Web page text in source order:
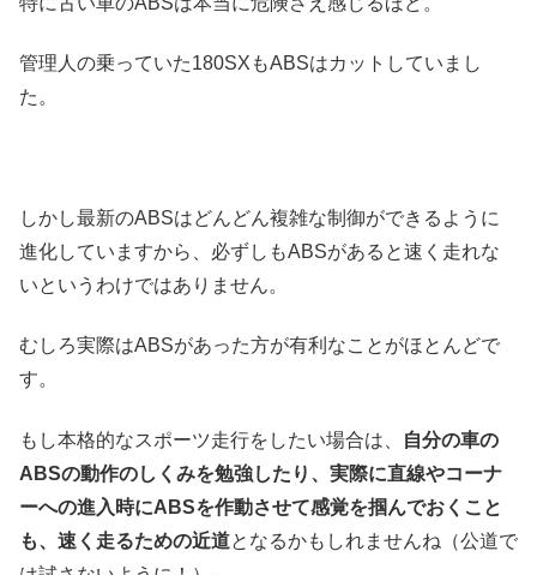
管理人の乗っていた180SXもABSはカットしていまし
た。
しかし最新のABSはどんどん複雑な制御ができるように
進化していますから、必ずしもABSがあると速く走れな
いというわけではありません。
むしろ実際はABSがあった方が有利なことがほとんどで
す。
もし本格的なスポーツ走行をしたい場合は、
自分の車の
ABSの動作のしくみを勉強したり、実際に直線やコーナ
ーへの進入時にABSを作動させて感覚を掴んでおくこと
も、速く走るための近道となるかもしれませんね（公道で